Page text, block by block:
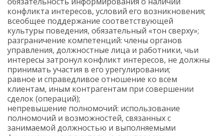
конфликта интересов, условий его возникновения;
всеобщее поддержание соответствующей
культуры поведения, обязательный «тон сверху»;
разграничение компетенций: члены органов
управления, должностные лица и работники, чьи
интересы затронул конфликт интересов, не должны
принимать участия в его урегулировании;
равное и справедливое отношение ко всем
клиентам, иным контрагентам при совершении
сделок (операций);
непревышение полномочий: использование
полномочий и возможностей, связанных с
занимаемой должностью и выполняемыми